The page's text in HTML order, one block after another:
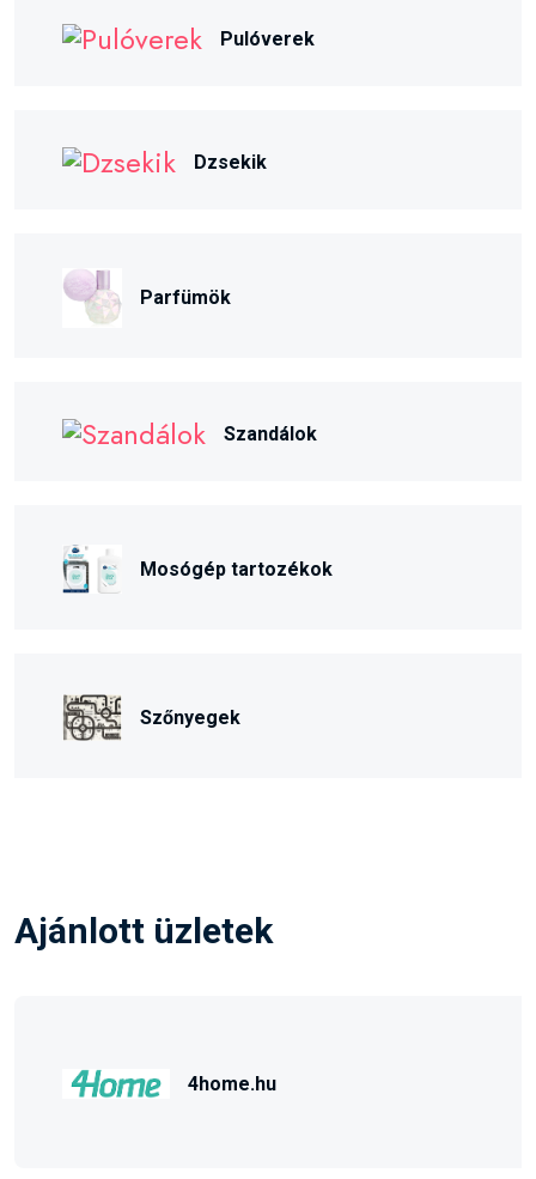
Pulóverek
Dzsekik
Parfümök
Szandálok
Mosógép tartozékok
Szőnyegek
Ajánlott üzletek
4home.hu